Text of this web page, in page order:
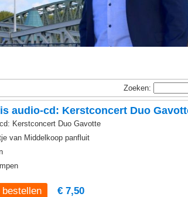
Zoeken:
audio-cd: Kerstconcert Duo
Kerstconcert Duo Gavotte
van Middelkoop panfluit
€ 7,50